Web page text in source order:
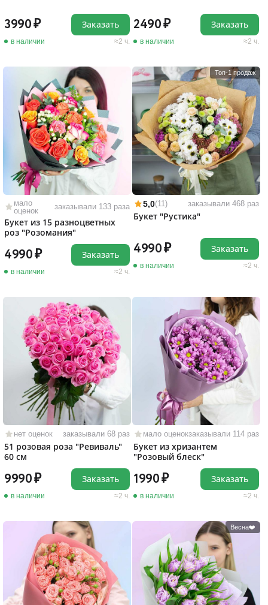
3990
в наличии 2 ч.
Заказать 2490
в наличии 2 ч.
Заказать
мало
оценок
заказывали 133 раза
Букет из 15 разноцветных
роз "Розомания"
4990
в наличии 2 ч.
Заказать
Топ-1 продаж
5,0(11) заказывали 468 раз
Букет "Рустика"
4990
в наличии 2 ч.
Заказать
нет оценок заказывали 68 раз
51 розовая роза "Ревиваль"
60 см
9990
в наличии 2 ч.
Заказать
мало оценокзаказывали 114 раз
Букет из хризантем
"Розовый блеск"
1990
в наличии 2 ч.
Заказать
Весна❤️